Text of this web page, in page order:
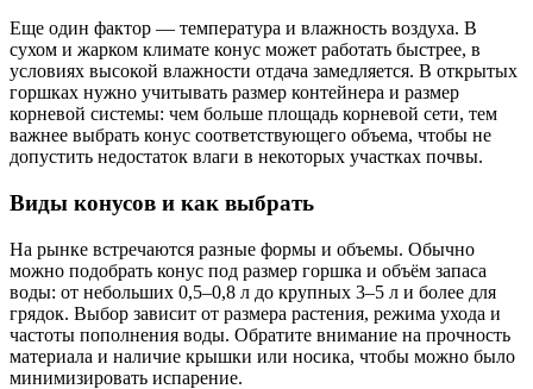
Еще один фактор — температура и влажность воздуха. В
сухом и жарком климате конус может работать быстрее, в
условиях высокой влажности отдача замедляется. В открытых
горшках нужно учитывать размер контейнера и размер
корневой системы: чем больше площадь корневой сети, тем
важнее выбрать конус соответствующего объема, чтобы не
допустить недостаток влаги в некоторых участках почвы.
Виды конусов и как выбрать
На рынке встречаются разные формы и объемы. Обычно
можно подобрать конус под размер горшка и объём запаса
воды: от небольших 0,5–0,8 л до крупных 3–5 л и более для
грядок. Выбор зависит от размера растения, режима ухода и
частоты пополнения воды. Обратите внимание на прочность
материала и наличие крышки или носика, чтобы можно было
минимизировать испарение.